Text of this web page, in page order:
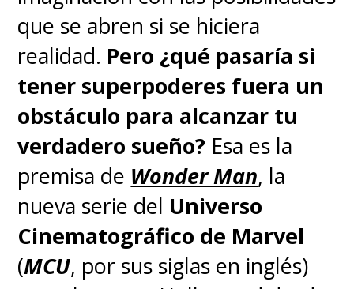
que creo que el estudio hará
un buen uso de esas ideas ".
El mangaka dijo estar"bastante
seguro de que este arco será
animado de manera fiel, sin
sacar esas escenas más
complejas".
que se abren si se hiciera
realidad. Pero ¿qué pasaría si
tener superpoderes fuera un
obstáculo para alcanzar tu
verdadero sueño? Esa es la
premisa de Wonder Man, la
nueva serie del Universo
Cinematográfico de Marvel
(MCU, por sus siglas en inglés)